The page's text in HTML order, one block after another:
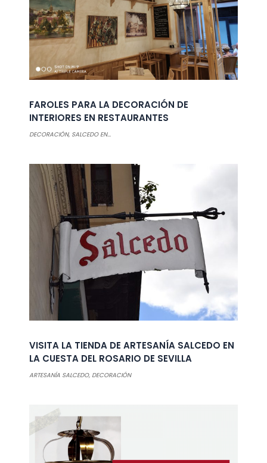
FAROLES PARA LA DECORACIÓN DE
INTERIORES EN RESTAURANTES
DECORACIÓN, SALCEDO EN...
VISITA LA TIENDA DE ARTESANÍA SALCEDO EN
LA CUESTA DEL ROSARIO DE SEVILLA
ARTESANÍA SALCEDO, DECORACIÓN